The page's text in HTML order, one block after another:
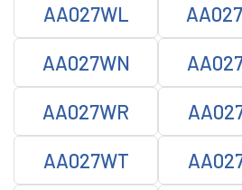
AA027WL
AA027WN
AA027WR
AA027WT